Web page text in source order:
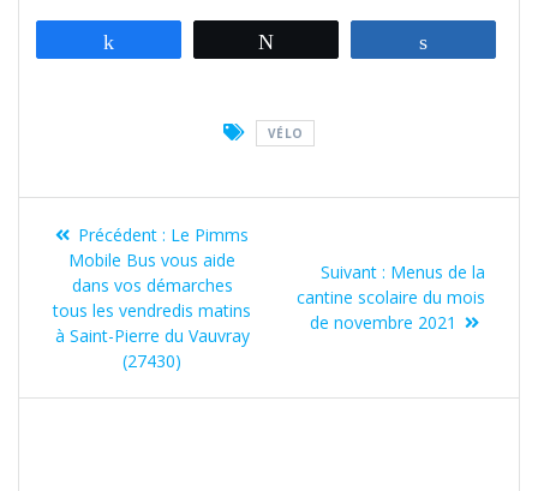
VÉLO
Navigation
l’article
Précédent : Article
précédent
:
Le Pimms
Mobile Bus vous aide
dans vos démarches
tous les vendredis matins
à Saint-Pierre du Vauvray
(27430)
Suivant : Article
suivant
:
Menus de la
cantine scolaire du mois
de novembre 2021